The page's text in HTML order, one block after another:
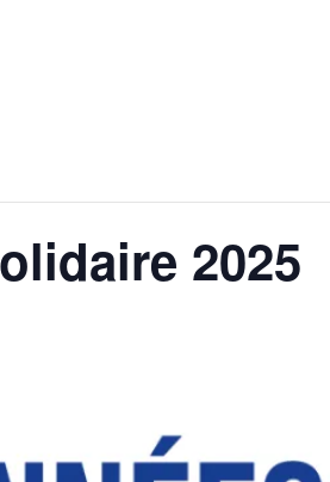
2025